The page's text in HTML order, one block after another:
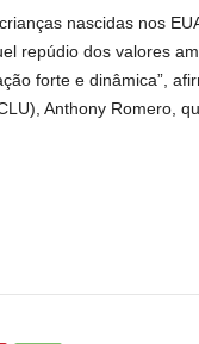
nascidas nos
repúdio dos valores
forte e dinâmica”,
Anthony Romero,